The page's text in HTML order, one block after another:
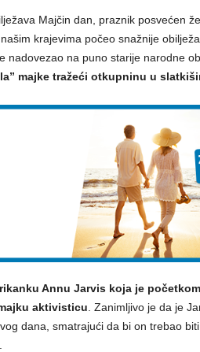
Majčin dan, praznik posvećen
krajevima počeo snažnije
nadovezao na puno starije narodne
majke tražeći otkupninu u
Annu Jarvis koja je
aktivisticu . Zanimljivo je da je
dana, smatrajući da bi on trebao